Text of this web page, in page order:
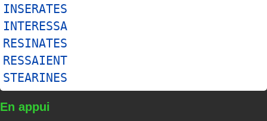
INSERATES
INTERESSA
RESINATES
RESSAIENT
STEARINES
En appui